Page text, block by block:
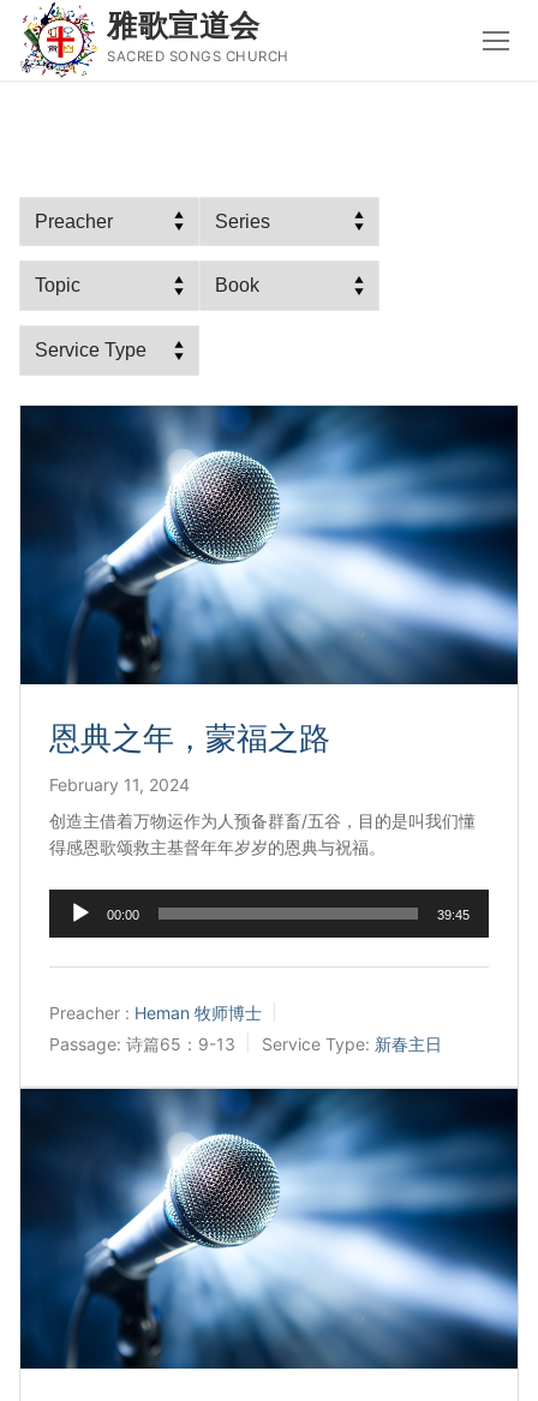
雅歌宣道会
SACRED SONGS CHURCH
Search
for:
主页
主日讲道
圣经导读新唱
神学研究
关于我们
恩典之年，蒙福之路
February 11, 2024
创造主借着万物运作为人预备群畜/五谷，目的是叫我们懂
得感恩歌颂救主基督年年岁岁的恩典与祝福。
Audio
Player
00:00 39:45
Preacher : Heman 牧师博士
Passage: 诗篇65：9-13 Service Type: 新春主日